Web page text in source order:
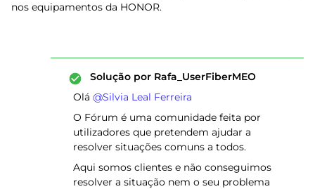
nos equipamentos da HONOR.
Solução por Rafa_UserFiberMEO
Olá ​ @Silvia Leal Ferreira
O Fórum é uma comunidade feita por
utilizadores que pretendem ajudar a
resolver situações comuns a todos.
Aqui somos clientes e não conseguimos
resolver a situação nem o seu problema